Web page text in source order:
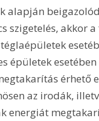
alapján
szigetelés, akkor
épületek
érhető
az irodák,
energiát